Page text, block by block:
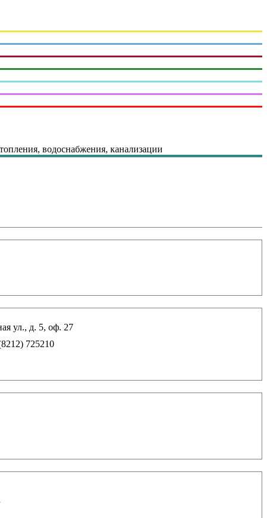
водоснабжения, канализации
ул., д. 5, оф. 27
725210